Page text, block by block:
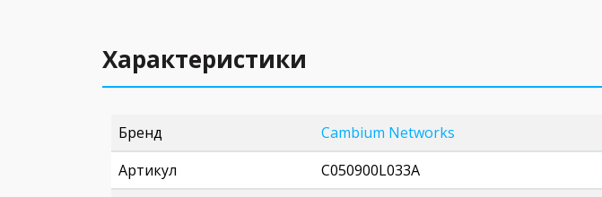
Характеристики
Бренд
Cambium Networks
Артикул
C050900L033A